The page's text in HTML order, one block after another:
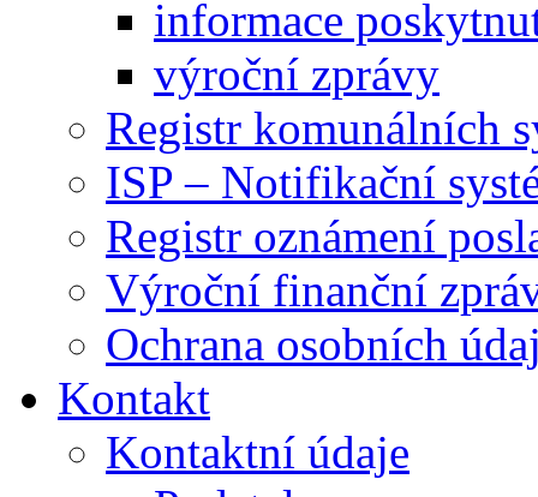
informace
výroční zprávy
Registr komunálních
ISP – Notifikační
Registr oznámení
Výroční finanční
Ochrana osobních
Kontakt
Kontaktní údaje